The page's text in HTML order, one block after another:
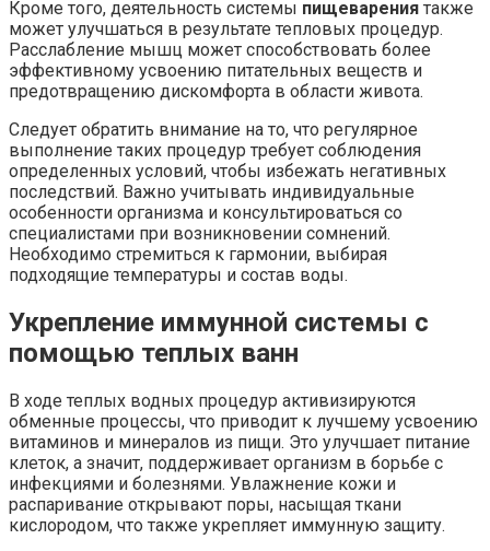
Кроме того, деятельность системы пищеварения также
может улучшаться в результате тепловых процедур.
Расслабление мышц может способствовать более
эффективному усвоению питательных веществ и
предотвращению дискомфорта в области живота.
Следует обратить внимание на то, что регулярное
выполнение таких процедур требует соблюдения
определенных условий, чтобы избежать негативных
последствий. Важно учитывать индивидуальные
особенности организма и консультироваться со
специалистами при возникновении сомнений.
Необходимо стремиться к гармонии, выбирая
подходящие температуры и состав воды.
Укрепление иммунной системы с
помощью теплых ванн
В ходе теплых водных процедур активизируются
обменные процессы, что приводит к лучшему усвоению
витаминов и минералов из пищи. Это улучшает питание
клеток, а значит, поддерживает организм в борьбе с
инфекциями и болезнями. Увлажнение кожи и
распаривание открывают поры, насыщая ткани
кислородом, что также укрепляет иммунную защиту.